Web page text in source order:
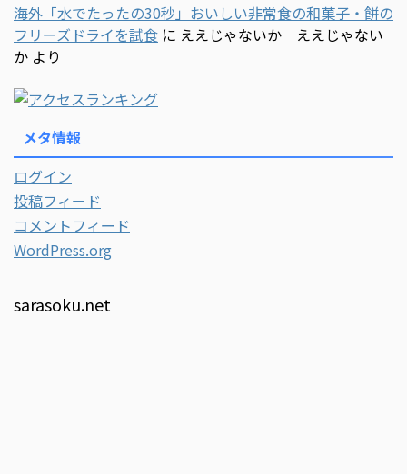
海外「水でたったの30秒」おいしい非常食の和菓子・餅の
フリーズドライを試食 に ええじゃないか ええじゃない
か より
メタ情報
ログイン
投稿フィード
コメントフィード
WordPress.org
sarasoku.net